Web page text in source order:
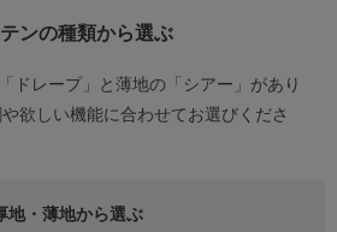
ンの種類から選ぶ
ドレープ」と薄地の「シアー」があり
欲しい機能に合わせてお選びくださ
地・薄地から選ぶ